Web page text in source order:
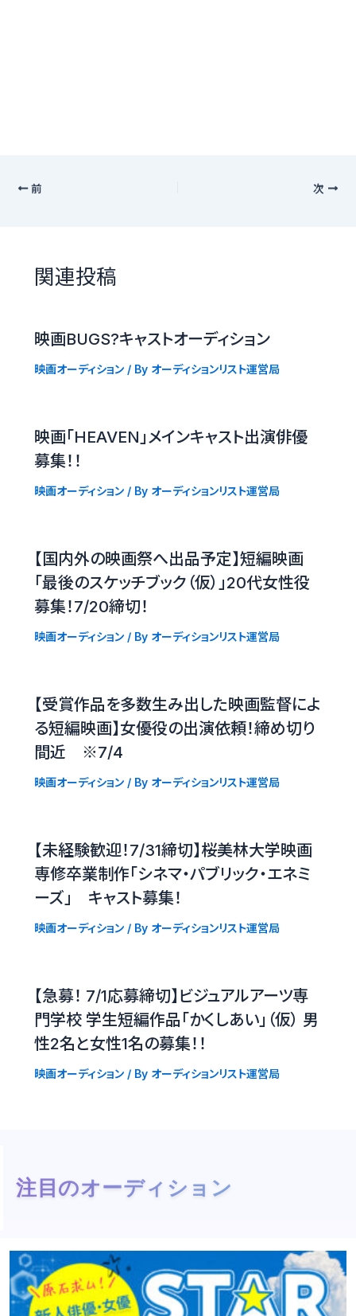
前 次
関連投稿
映画BUGS?キャストオーディション
映画オーディション/ By オーディションリスト運営局
映画「HEAVEN」メインキャスト出演俳優
募集！！
映画オーディション/ By オーディションリスト運営局
【国内外の映画祭へ出品予定】短編映画
「最後のスケッチブック（仮）」20代女性役
募集！7/20締切！
映画オーディション/ By オーディションリスト運営局
【受賞作品を多数生み出した映画監督によ
る短編映画】女優役の出演依頼！締め切り
間近 ※7/4
映画オーディション/ By オーディションリスト運営局
【未経験歓迎！7/31締切】桜美林大学映画
専修卒業制作「シネマ・パブリック・エネミ
ーズ」 キャスト募集！
映画オーディション/ By オーディションリスト運営局
【急募！ 7/1応募締切】ビジュアルアーツ専
門学校 学生短編作品「かくしあい」（仮） 男
性2名と女性1名の募集！！
映画オーディション/ By オーディションリスト運営局
注目のオーディション